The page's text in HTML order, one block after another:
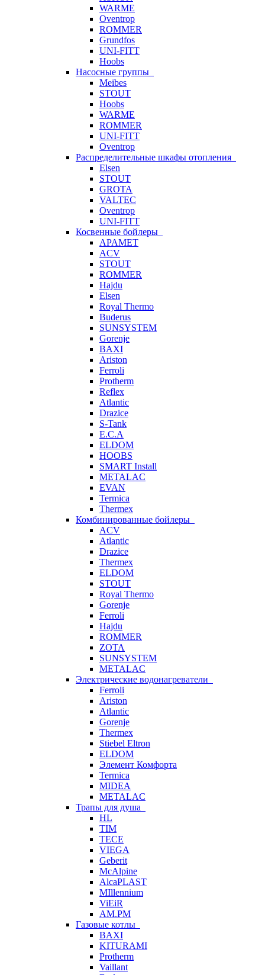
WARME
Oventrop
ROMMER
Grundfos
UNI-FITT
Hoobs
Насосные группы
Meibes
STOUT
Hoobs
WARME
ROMMER
UNI-FITT
Oventrop
Распределительные шкафы отопления
Elsen
STOUT
GROTA
VALTEC
Oventrop
UNI-FITT
Косвенные бойлеры
APAMET
ACV
STOUT
ROMMER
Hajdu
Elsen
Royal Thermo
Buderus
SUNSYSTEM
Gorenje
BAXI
Ariston
Ferroli
Protherm
Reflex
Atlantic
Drazice
S-Tank
E.C.A
ELDOM
HOOBS
SMART Install
METALAC
EVAN
Termica
Thermex
Комбинированные бойлеры
ACV
Atlantic
Drazice
Thermex
ELDOM
STOUT
Royal Thermo
Gorenje
Ferroli
Hajdu
ROMMER
ZOTA
SUNSYSTEM
METALAC
Электрические водонагреватели
Ferroli
Ariston
Atlantic
Gorenje
Thermex
Stiebel Eltron
ELDOM
Элемент Комфорта
Termica
MIDEA
METALAC
Трапы для душа
HL
TIM
TECE
VIEGA
Geberit
McAlpine
AlcaPLAST
MIllennium
ViEiR
AM.PM
Газовые котлы
BAXI
KITURAMI
Protherm
Vaillant